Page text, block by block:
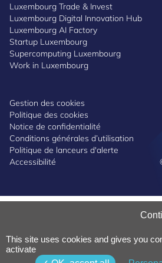
Luxembourg Trade & Invest
Luxembourg Digital Innovation Hub
Luxembourg AI Factory
Startup Luxembourg
Supercomputing Luxembourg
Work in Luxembourg
Gestion des cookies
Politique des cookies
Notice de confidentialité
Conditions générales d’utilisation
Politique de lanceurs d'alerte
Accessibilité
This site uses cookies and gives you
activate